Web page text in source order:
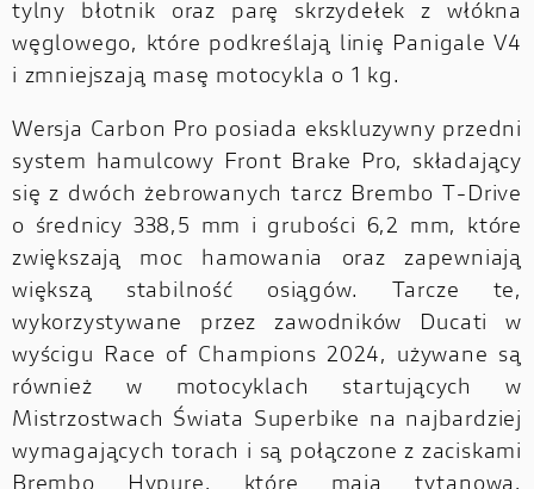
tylny błotnik oraz parę skrzydełek z włókna
węglowego, które podkreślają linię Panigale V4
i zmniejszają masę motocykla o 1 kg.
Wersja Carbon Pro posiada ekskluzywny przedni
system hamulcowy Front Brake Pro, składający
się z dwóch żebrowanych tarcz Brembo T-Drive
o średnicy 338,5 mm i grubości 6,2 mm, które
zwiększają moc hamowania oraz zapewniają
większą stabilność osiągów. Tarcze te,
wykorzystywane przez zawodników Ducati w
wyścigu Race of Champions 2024, używane są
również w motocyklach startujących w
Mistrzostwach Świata Superbike na najbardziej
wymagających torach i są połączone z zaciskami